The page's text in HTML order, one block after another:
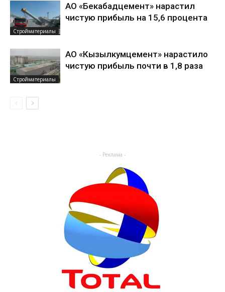
Стройматериалы
АО «Бекабадцемент» нарастил
чистую прибыль на 15,6 процента
Стройматериалы
АО «Кызылкумцемент» нарастило
чистую прибыль почти в 1,8 раза
- Реклама -